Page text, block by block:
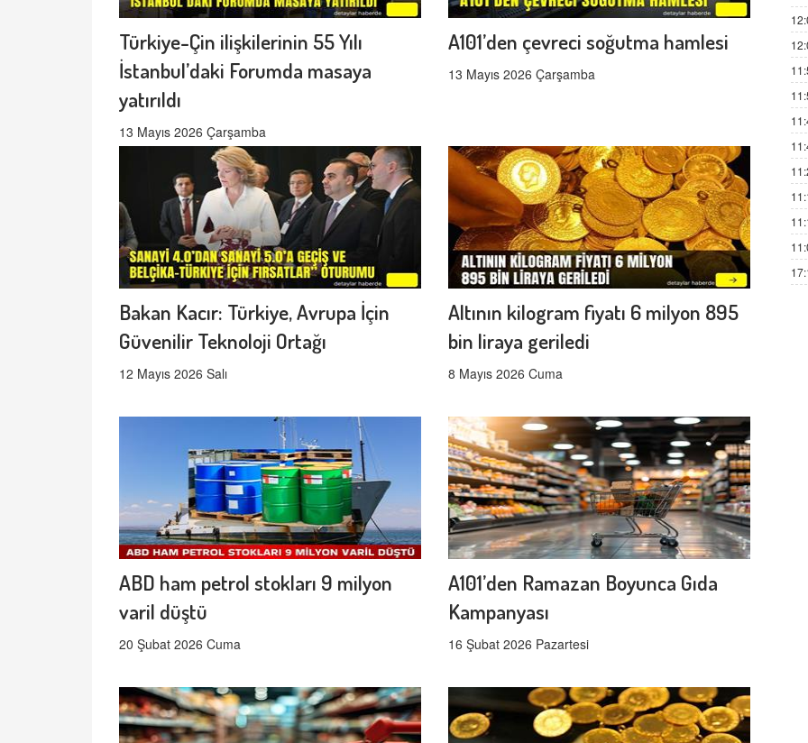
Türkiye-Çin ilişkilerinin 55 Yılı
İstanbul’daki Forumda masaya
yatırıldı
13 Mayıs 2026 Çarşamba
A101’den çevreci soğutma hamlesi
13 Mayıs 2026 Çarşamba
Bakan Kacır: Türkiye, Avrupa İçin
Güvenilir Teknoloji Ortağı
12 Mayıs 2026 Salı
Altının kilogram fiyatı 6 milyon 895
bin liraya geriledi
8 Mayıs 2026 Cuma
ABD ham petrol stokları 9 milyon
varil düştü
20 Şubat 2026 Cuma
A101’den Ramazan Boyunca Gıda
Kampanyası
16 Şubat 2026 Pazartesi